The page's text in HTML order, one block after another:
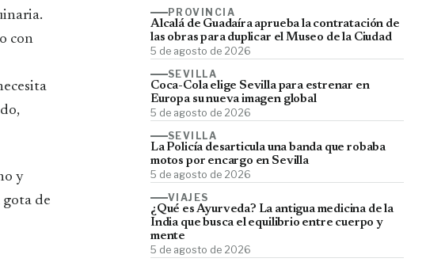
con
y
de
PROVINCIA
Alcalá de Guadaíra aprueba la contratación de
las obras para duplicar el Museo de la Ciudad
5 de agosto de 2026
SEVILLA
Coca-Cola elige Sevilla para estrenar en
Europa su nueva imagen global
5 de agosto de 2026
SEVILLA
La Policía desarticula una banda que robaba
motos por encargo en Sevilla
5 de agosto de 2026
VIAJES
¿Qué es Ayurveda? La antigua medicina de la
India que busca el equilibrio entre cuerpo y
mente
5 de agosto de 2026